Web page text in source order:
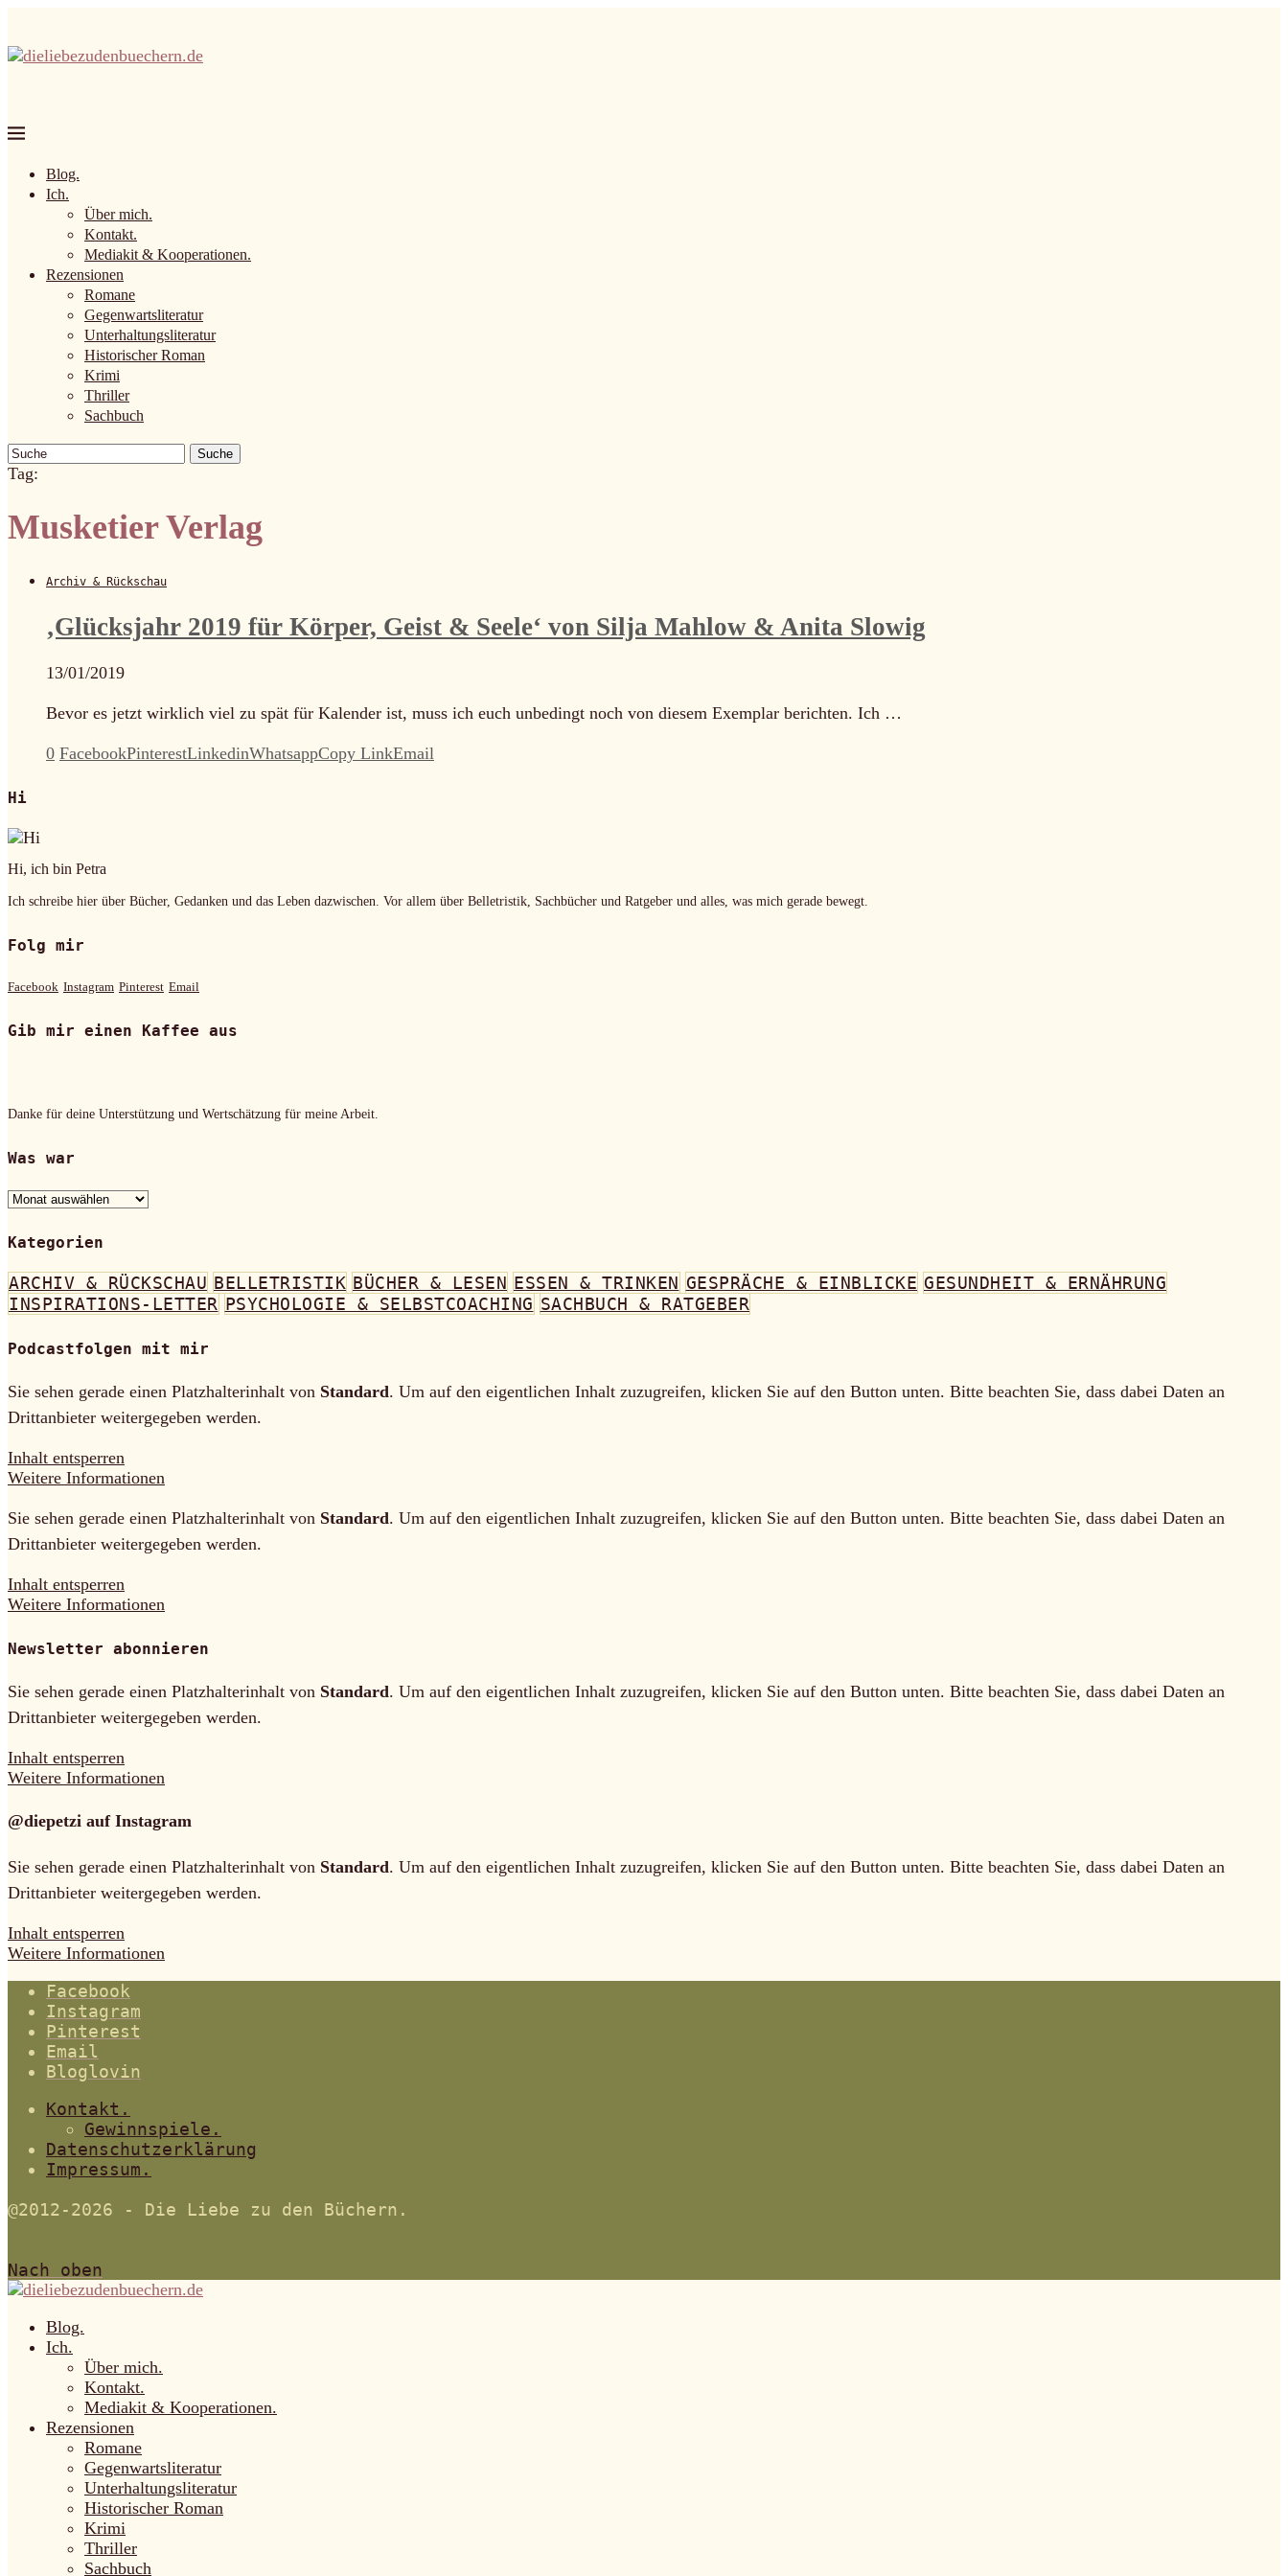
Blog.
Ich.
Über mich.
Kontakt.
Mediakit & Kooperationen.
Rezensionen
Romane
Gegenwartsliteratur
Unterhaltungsliteratur
Historischer Roman
Krimi
Thriller
Sachbuch
Suche
Tag:
Musketier Verlag
Archiv & Rückschau
‚Glücksjahr 2019 für Körper, Geist & Seele‘ von Silja Mahlow & Anita Slowig
13/01/2019
Bevor es jetzt wirklich viel zu spät für Kalender ist, muss ich euch unbedingt noch von diesem Exemplar berichten. Ich …
0 FacebookPinterestLinkedinWhatsappCopy LinkEmail
Hi
Hi, ich bin Petra
Ich schreibe hier über Bücher, Gedanken und das Leben dazwischen. Vor allem über Belletristik, Sachbücher und Ratgeber und alles, was mich gerade bewegt.
Folg mir
Facebook Instagram Pinterest Email
Gib mir einen Kaffee aus
Danke für deine Unterstützung und Wertschätzung für meine Arbeit.
Was war
Was
Kategorien
ARCHIV & RÜCKSCHAU BELLETRISTIK BÜCHER & LESEN ESSEN & TRINKEN GESPRÄCHE & EINBLICKE GESUNDHEIT & ERNÄHRUNG
INSPIRATIONS-LETTER PSYCHOLOGIE & SELBSTCOACHING SACHBUCH & RATGEBER
Podcastfolgen mit mir
Sie sehen gerade einen Platzhalterinhalt von Standard. Um auf den eigentlichen Inhalt zuzugreifen, klicken Sie auf den Button unten. Bitte beachten Sie, dass dabei Daten an
Drittanbieter weitergegeben werden.
Inhalt entsperren
Weitere Informationen
Sie sehen gerade einen Platzhalterinhalt von Standard. Um auf den eigentlichen Inhalt zuzugreifen, klicken Sie auf den Button unten. Bitte beachten Sie, dass dabei Daten an
Drittanbieter weitergegeben werden.
Inhalt entsperren
Weitere Informationen
Newsletter abonnieren
Sie sehen gerade einen Platzhalterinhalt von Standard. Um auf den eigentlichen Inhalt zuzugreifen, klicken Sie auf den Button unten. Bitte beachten Sie, dass dabei Daten an
Drittanbieter weitergegeben werden.
Inhalt entsperren
Weitere Informationen
@diepetzi auf Instagram
Sie sehen gerade einen Platzhalterinhalt von Standard. Um auf den eigentlichen Inhalt zuzugreifen, klicken Sie auf den Button unten. Bitte beachten Sie, dass dabei Daten an
Drittanbieter weitergegeben werden.
Inhalt entsperren
Weitere Informationen
Facebook
Instagram
Pinterest
Email
Bloglovin
Kontakt.
Gewinnspiele.
Datenschutzerklärung
Impressum.
@2012-2026 - Die Liebe zu den Büchern.
Nach oben
Blog.
Ich.
Über mich.
Kontakt.
Mediakit & Kooperationen.
Rezensionen
Romane
Gegenwartsliteratur
Unterhaltungsliteratur
Historischer Roman
Krimi
Thriller
Sachbuch